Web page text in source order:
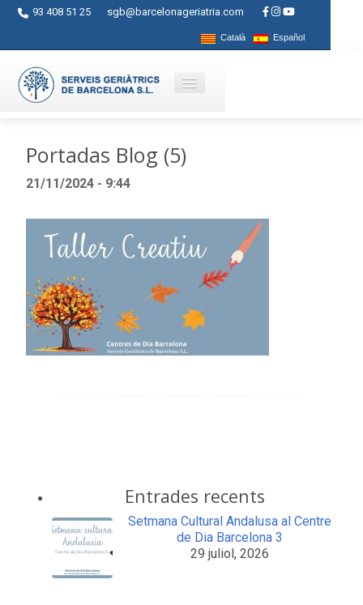
93 408 51 25 sgb@barcelonageriatria.com
Català Español
Serveis
Centres
Contacte
Blog
Portadas Blog (5)
21/11/2024 - 9:44
Entrades recents
Setmana Cultural Andalusa al Centre
de Dia Barcelona 3
29 juliol, 2026